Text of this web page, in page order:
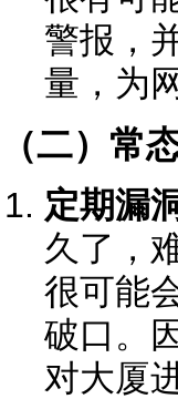
警报，
量，为
（二）常
定期漏
久了，
很可能
破口。
对大厦